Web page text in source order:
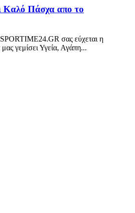
Καλό Πάσχα απο το
σας εύχεται η
γεμίσει Υγεία, Αγάπη...